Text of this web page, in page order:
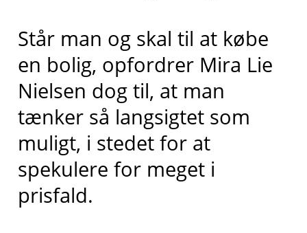
Står man og skal til at købe
en bolig, opfordrer Mira Lie
Nielsen dog til, at man
tænker så langsigtet som
muligt, i stedet for at
spekulere for meget i
prisfald.